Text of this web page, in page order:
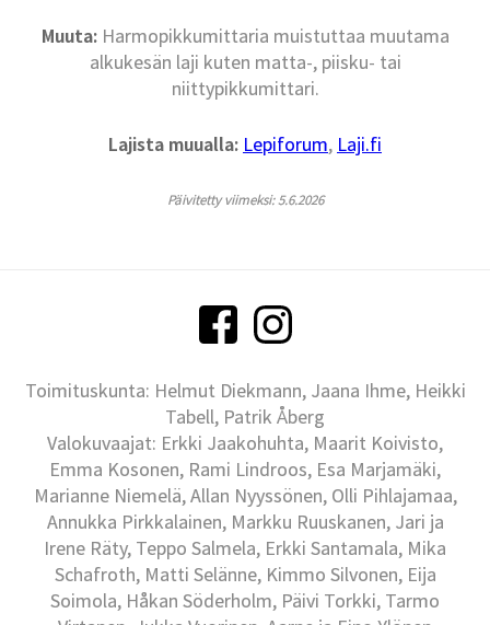
Muuta:Harmopikkumittaria muistuttaa muutama
alkukesän laji kuten matta-, piisku- tai
niittypikkumittari.
Lajista muualla: Lepiforum, Laji.fi
Päivitetty viimeksi: 5.6.2026
Toimituskunta: Helmut Diekmann, Jaana Ihme, Heikki
Tabell, Patrik Åberg
Valokuvaajat: Erkki Jaakohuhta, Maarit Koivisto,
Emma Kosonen, Rami Lindroos, Esa Marjamäki,
Marianne Niemelä, Allan Nyyssönen, Olli Pihlajamaa,
Annukka Pirkkalainen, Markku Ruuskanen, Jari ja
Irene Räty, Teppo Salmela, Erkki Santamala, Mika
Schafroth, Matti Selänne, Kimmo Silvonen, Eija
Soimola, Håkan Söderholm, Päivi Torkki, Tarmo